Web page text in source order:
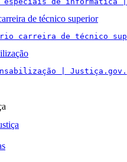
de técnico superior
carreira de técnico
|